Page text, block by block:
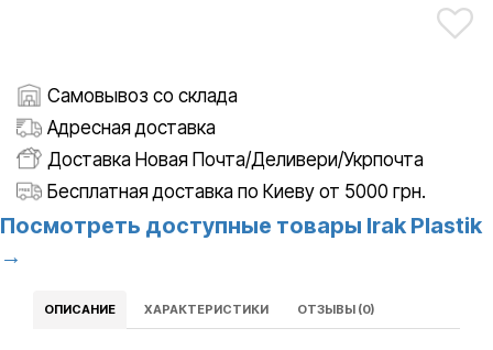
Самовывоз со склада
Адресная доставка
Доставка Новая Почта/Деливери/Укрпочта
Бесплатная доставка по Киеву от 5000 грн.
Посмотреть доступные товары Irak Plastik
→
ОПИСАНИЕ ХАРАКТЕРИСТИКИ ОТЗЫВЫ (0)